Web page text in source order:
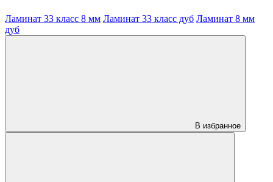
Ламинат 33 класс 8 мм Ламинат 33 класс дуб Ламинат 8 мм
дуб
В избранное